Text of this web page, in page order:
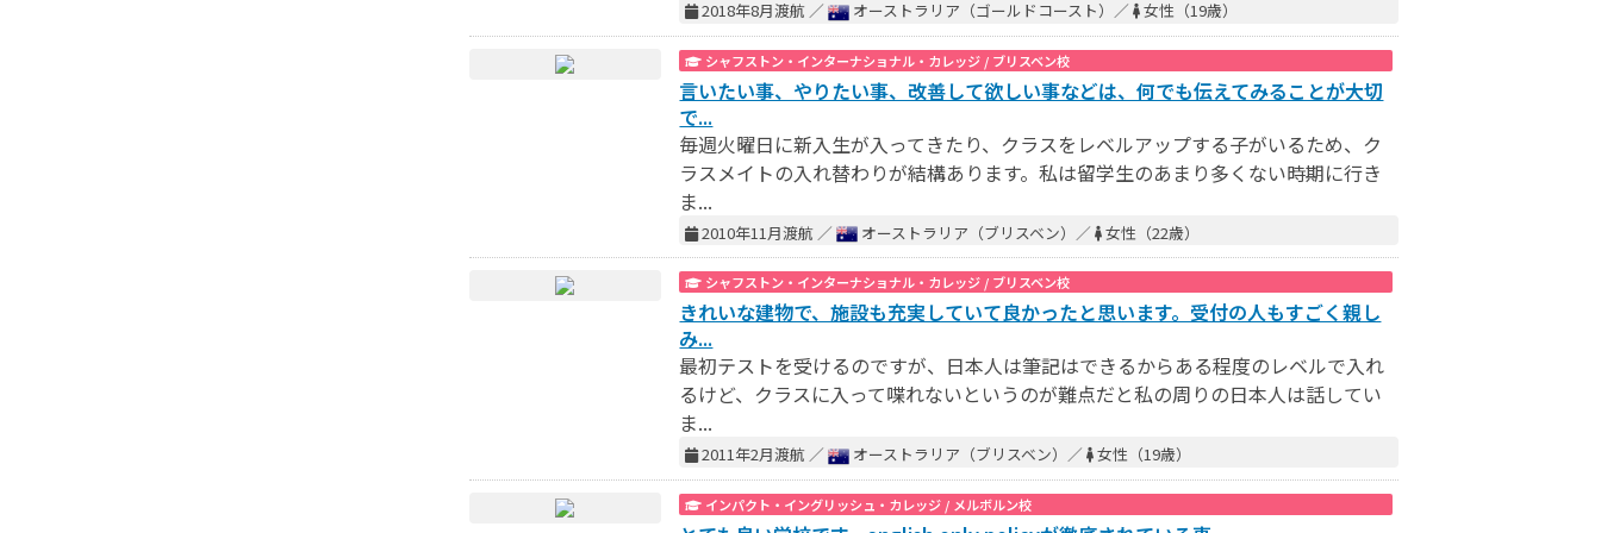
2018年8月渡航 ／ オーストラリア（ゴールドコースト）／ 女性（19歳）
シャフストン・インターナショナル・カレッジ / ブリスベン校
言いたい事、やりたい事、改善して欲しい事などは、何でも伝えてみることが大切
で...
毎週火曜日に新入生が入ってきたり、クラスをレベルアップする子がいるため、ク
ラスメイトの入れ替わりが結構あります。私は留学生のあまり多くない時期に行き
ま...
2010年11月渡航 ／ オーストラリア（ブリスベン）／ 女性（22歳）
シャフストン・インターナショナル・カレッジ / ブリスベン校
きれいな建物で、施設も充実していて良かったと思います。受付の人もすごく親し
み...
最初テストを受けるのですが、日本人は筆記はできるからある程度のレベルで入れ
るけど、クラスに入って喋れないというのが難点だと私の周りの日本人は話してい
ま...
2011年2月渡航 ／ オーストラリア（ブリスベン）／ 女性（19歳）
インパクト・イングリッシュ・カレッジ / メルボルン校